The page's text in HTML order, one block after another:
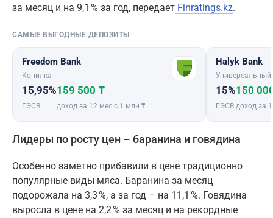
за месяц и на 9,1 % за год, передает Finratings.kz.
САМЫЕ ВЫГОДНЫЕ ДЕПОЗИТЫ
Freedom Bank
Копилка
15,95%
ГЭСВ
159 500 ₸
доход за 12 мес с 1 млн ₸
Halyk Bank
Универсальный
15%
ГЭСВ
150
доход за
Лидеры по росту цен – баранина и говядина
Особенно заметно прибавили в цене традиционно
популярные виды мяса. Баранина за месяц
подорожала на 3,3 %, а за год – на 11,1 %. Говядина
выросла в цене на 2,2 % за месяц и на рекордные